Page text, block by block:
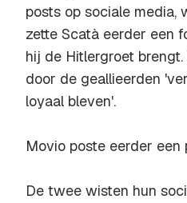
posts op sociale media,
zette Scatà eerder een
hij de Hitlergroet
door de geallieerden
loyaal bleven'.
Movio poste eerder
De twee wisten hun